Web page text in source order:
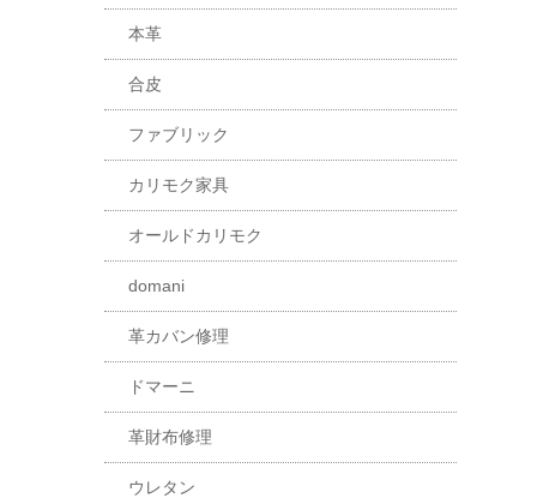
本革
合皮
ファブリック
カリモク家具
オールドカリモク
domani
革カバン修理
ドマーニ
革財布修理
ウレタン